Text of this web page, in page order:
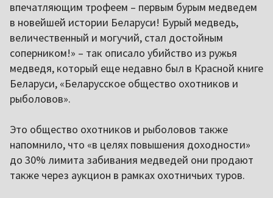
впечатляющим трофеем – первым бурым медведем
в новейшей истории Беларуси! Бурый медведь,
величественный и могучий, стал достойным
соперником!» – так описало убийство из ружья
медведя, который еще недавно был в Красной книге
Беларуси, «Беларусское общество охотников и
рыболовов».
Это общество охотников и рыболовов также
напомнило, что «в целях повышения доходности»
до 30% лимита забивания медведей они продают
также через аукцион в рамках охотничьих туров.